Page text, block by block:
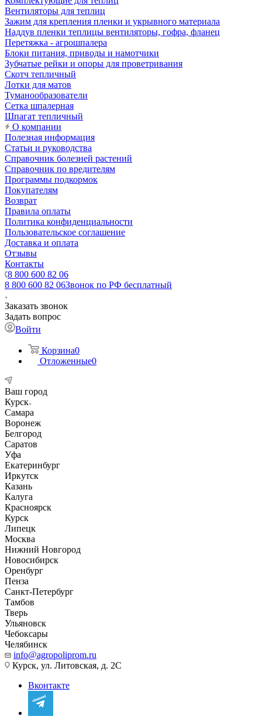
Вентиляторы для теплиц
Зажим для крепления пленки и укрывного материала
Наддув пленки теплицы вентиляторы, гофра, фланец
Перетяжка - агрошпалера
Блоки питания, приводы и намотчики
Зубчатые рейки и опоры для проветривания
Скотч тепличный
Лотки для матов
Туманообразователи
Сетка шпалерная
Шпагат тепличный
О компании
Полезная информация
Статьи и руководства
Справочник болезней растений
Справочник по вредителям
Программы подкормок
Покупателям
Возврат
Правила оплаты
Политика конфиденциальности
Пользовательское соглашение
Доставка и оплата
Отзывы
Контакты
8 800 600 82 06
8 800 600 82 06Звонок по РФ бесплатный
Заказать звонок
Задать вопрос
Войти
Корзина0
Отложенные0
Ваш город
Курск
Самара
Воронеж
Белгород
Саратов
Уфа
Екатеринбург
Иркутск
Казань
Калуга
Красноярск
Курск
Липецк
Москва
Нижний Новгород
Новосибирск
Оренбург
Пенза
Санкт-Петербург
Тамбов
Тверь
Ульяновск
Чебоксары
Челябинск
info@agropoliprom.ru
Курск, ул. Литовская, д. 2С
Вконтакте